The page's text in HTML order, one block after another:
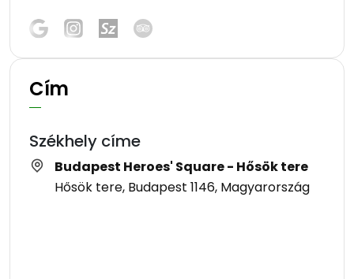
Cím
Székhely címe
Budapest Heroes' Square - Hősök tere
Hősök tere, Budapest 1146, Magyarország